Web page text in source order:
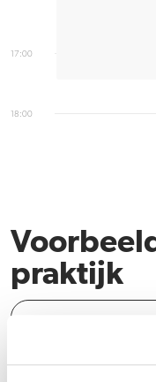
17:00
18:00
praktijk
problemen te